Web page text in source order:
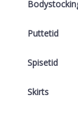
Puttetid
Spisetid
Skirts